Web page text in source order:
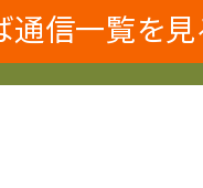
通信一覧を